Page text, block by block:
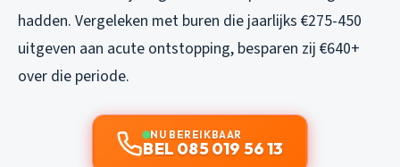
hadden. Vergeleken met buren die jaarlijks €275-450
uitgeven aan acute ontstopping, besparen zij €640+
over die periode.
NU BEREIKBAAR
BEL 085 019 56 13